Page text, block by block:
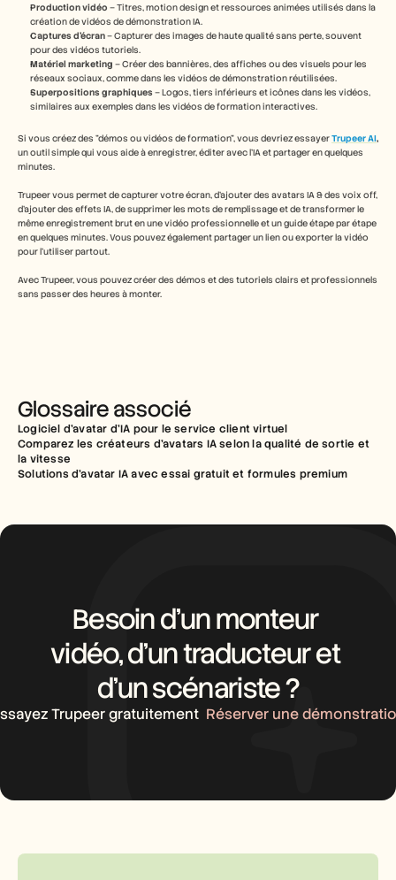
Production vidéo – Titres, motion design et ressources animées utilisés dans la
création de vidéos de démonstration IA.
Captures d'écran – Capturer des images de haute qualité sans perte, souvent
pour des vidéos tutoriels.
Matériel marketing – Créer des bannières, des affiches ou des visuels pour les
réseaux sociaux, comme dans les vidéos de démonstration réutilisées.
Superpositions graphiques – Logos, tiers inférieurs et icônes dans les vidéos,
similaires aux exemples dans les vidéos de formation interactives.
Si vous créez des "démos ou vidéos de formation", vous devriez essayer Trupeer AI
un outil simple qui vous aide à enregistrer, éditer avec l’IA et partager en quelques
minutes.
Trupeer vous permet de capturer votre écran, d’ajouter des avatars IA & des voix off,
d’ajouter des effets IA, de supprimer les mots de remplissage et de transformer le
même enregistrement brut en une vidéo professionnelle et un guide étape par étape
en quelques minutes. Vous pouvez également partager un lien ou exporter la vidéo
pour l’utiliser partout.
Avec Trupeer, vous pouvez créer des démos et des tutoriels clairs et professionnels
sans passer des heures à monter.
Glossaire associé
Logiciel d’avatar d’IA pour le service client virtuel
Comparez les créateurs d’avatars IA selon la qualité de sortie et
la vitesse
Solutions d’avatar IA avec essai gratuit et formules premium
Besoin d’un monteur
vidéo, d’un traducteur et
d’un scénariste ?
Trupeer gratuitement Réserver une